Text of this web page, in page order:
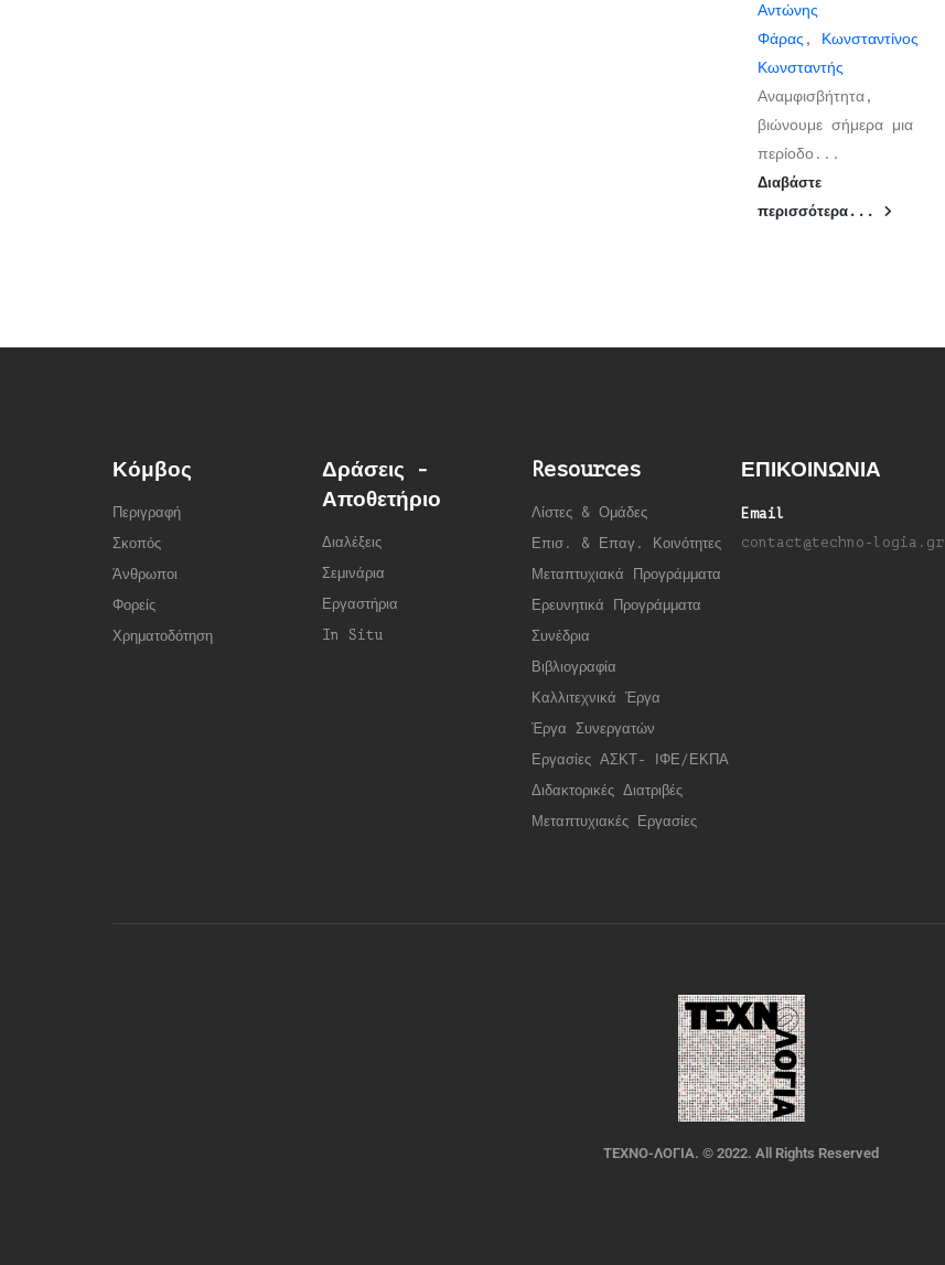
Αντώνης
Φάρας , Κωνσταντίνος
Κωνσταντής
Αναμφισβήτητα,
βιώνουμε σήμερα μια
περίοδο...
Διαβάστε
περισσότερα...
Κόμβος
Περιγραφή
Σκοπός
Άνθρωποι
Φορείς
Χρηματοδότηση
Δράσεις -
Αποθετήριο
Διαλέξεις
Σεμινάρια
Εργαστήρια
In Situ
Resources
Λίστες & Ομάδες
Επισ. & Επαγ. Κοινότητες
Μεταπτυχιακά Προγράμματα
Ερευνητικά Προγράμματα
Συνέδρια
Βιβλιογραφία
Καλλιτεχνικά Έργα
Έργα Συνεργατών
Εργασίες ΑΣΚΤ- ΙΦΕ/ΕΚΠΑ
Διδακτορικές Διατριβές
Μεταπτυχιακές Εργασίες
ΕΠΙΚΟΙΝΩΝΙΑ
Email
contact@techno-logia.gr
ΤΕΧΝΟ-ΛΟΓΙΑ. © 2022. All Rights Reserved